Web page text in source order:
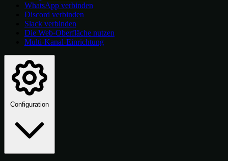
WhatsApp verbinden
Discord verbinden
Slack verbinden
Die Web-Oberfläche nutzen
Multi-Kanal-Einrichtung
Configuration